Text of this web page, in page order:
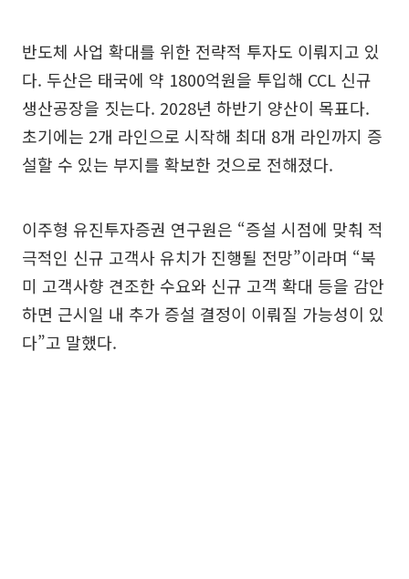
반도체 사업 확대를 위한 전략적 투자도 이뤄지고 있
다. 두산은 태국에 약 1800억원을 투입해 CCL 신규
생산공장을 짓는다. 2028년 하반기 양산이 목표다.
초기에는 2개 라인으로 시작해 최대 8개 라인까지 증
설할 수 있는 부지를 확보한 것으로 전해졌다.
이주형 유진투자증권 연구원은 “증설 시점에 맞춰 적
극적인 신규 고객사 유치가 진행될 전망”이라며 “북
미 고객사향 견조한 수요와 신규 고객 확대 등을 감안
하면 근시일 내 추가 증설 결정이 이뤄질 가능성이 있
다”고 말했다.